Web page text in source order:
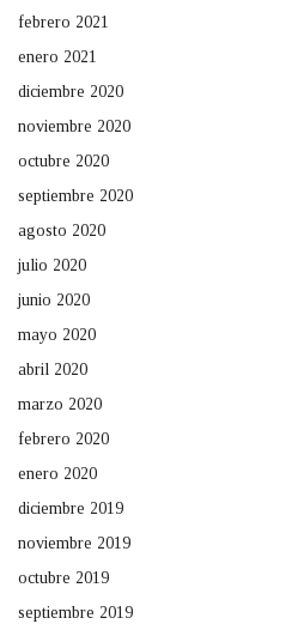
febrero 2021
enero 2021
diciembre 2020
noviembre 2020
octubre 2020
septiembre 2020
agosto 2020
julio 2020
junio 2020
mayo 2020
abril 2020
marzo 2020
febrero 2020
enero 2020
diciembre 2019
noviembre 2019
octubre 2019
septiembre 2019